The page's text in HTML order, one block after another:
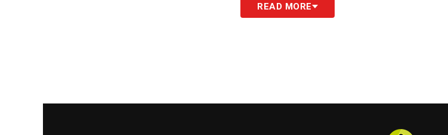
Una media, quindi, di un errore all’anno e il rigore sbagliato contro il Lecce
READ MORE